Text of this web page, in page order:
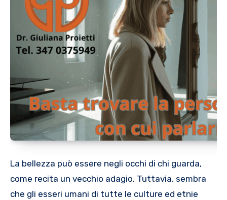
La bellezza può essere negli occhi di chi guarda,
come recita un vecchio adagio. Tuttavia, sembra
che gli esseri umani di tutte le culture ed etnie